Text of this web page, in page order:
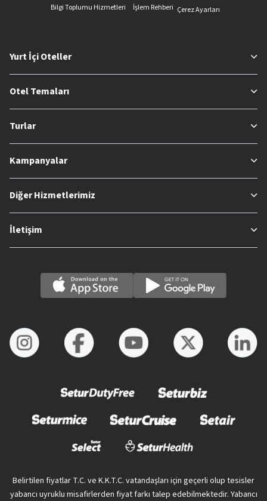
Bilgi Toplumu Hizmetleri
İşlem Rehberi Çerez Ayarları
Yurt İçi Oteller
Otel Temaları
Turlar
Kampanyalar
Diğer Hizmetlerimiz
İletişim
Belirtilen fiyatlar T.C. ve K.K.T.C. vatandaşları için geçerli olup tesisler
yabancı uyruklu misafirlerden fiyat farkı talep edebilmektedir. Yabancı